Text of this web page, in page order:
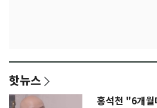
핫뉴스
홍석천 "6개